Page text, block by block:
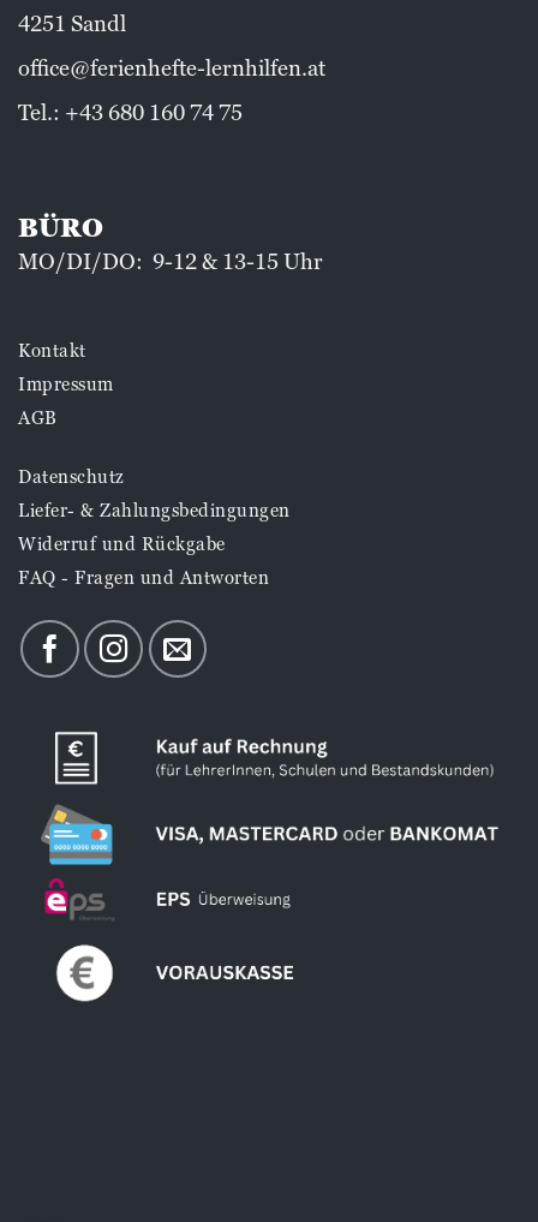
4251 Sandl
office@ferienhefte-lernhilfen.at
Tel.: +43 680 160 74 75
BÜRO
MO/DI/DO: 9-12 & 13-15 Uhr
Kontakt
Impressum
AGB
Datenschutz
Liefer- & Zahlungsbedingungen
Widerruf und Rückgabe
FAQ - Fragen und Antworten